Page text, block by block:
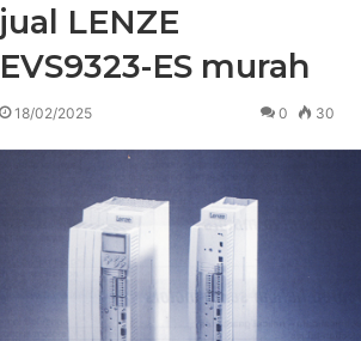
jual LENZE
EVS9323-ES murah
18/02/2025 0 30